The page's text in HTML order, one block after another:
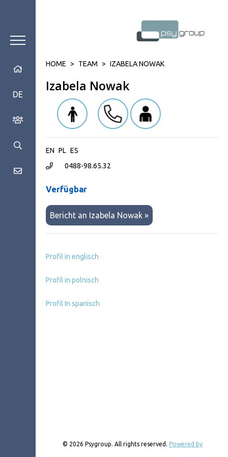
DE
HOME > TEAM > IZABELA NOWAK
Izabela Nowak
EN PL ES
0488-98.65.32
Verfügbar
Bericht an Izabela Nowak »
Profil in englisch
Profil in polnisch
Profil In spanisch
© 2026 Psygroup. All rights reserved. Powered by